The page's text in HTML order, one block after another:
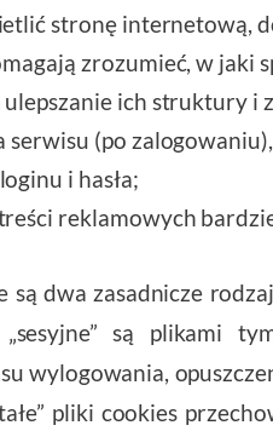
stronę internetową,
zrozumieć, w jaki
ich struktury i
(po
i hasła;
reklamowych
dwa zasadnicze
są plikami
wylogowania,
pliki cookies